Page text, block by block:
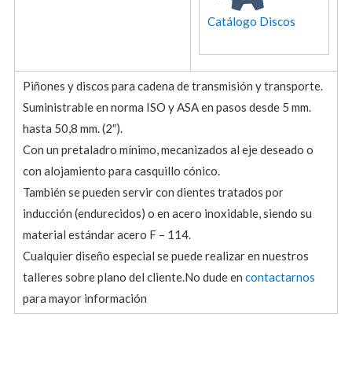
Catálogo Discos
Piñones y discos para cadena de transmisión y transporte.
Suministrable en norma ISO y ASA en pasos desde 5 mm.
hasta 50,8 mm. (2″).
Con un pretaladro mínimo, mecanizados al eje deseado o
con alojamiento para casquillo cónico.
También se pueden servir con dientes tratados por
inducción (endurecidos) o en acero inoxidable, siendo su
material estándar acero F – 114.
Cualquier diseño especial se puede realizar en nuestros
talleres sobre plano del cliente.No dude en contactarnos
para mayor información